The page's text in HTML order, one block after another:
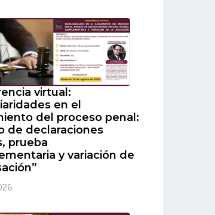
virtual:
en el
del proceso penal:
de declaraciones
prueba
y variación de